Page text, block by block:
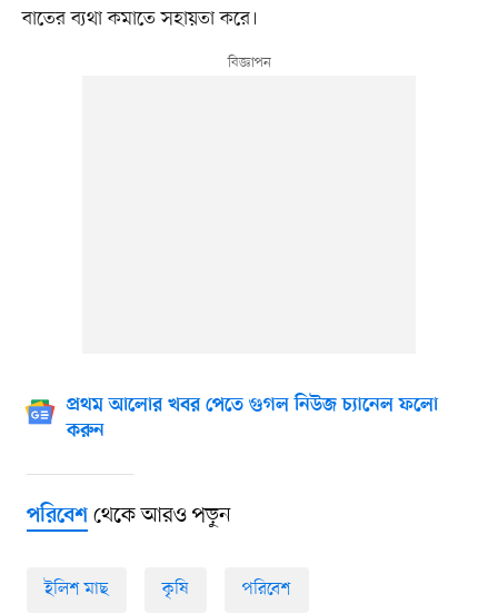
বাতের ব্যথা কমাতে সহায়তা করে।
প্রথম আলোর খবর পেতে গুগল নিউজ চ্যানেল ফলো
করুন
পরিবেশথেকে আরও পড়ুন
ইলিশ মাছ কৃষি পরিবেশ